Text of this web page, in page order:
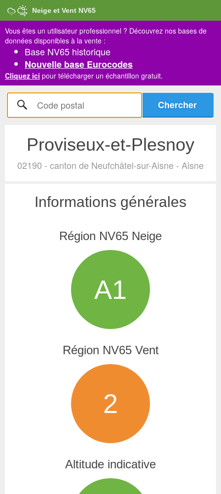
Neige et Vent NV65
Vous êtes un utilisateur professionnel ? Découvrez nos bases de
données disponibles à la vente :
Base NV65 historique
Nouvelle base Eurocodes
Cliquez ici pour télécharger un échantillon gratuit.
Proviseux-et-Plesnoy
02190 - canton de Neufchâtel-sur-Aisne - Aisne
Informations générales
Région NV65 Neige
A1
Région NV65 Vent
2
Altitude indicative